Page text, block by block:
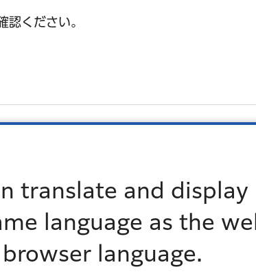
translate and display
language as the
browser language.
認ください。
日（月曜日）まで
31日（月曜日）まで